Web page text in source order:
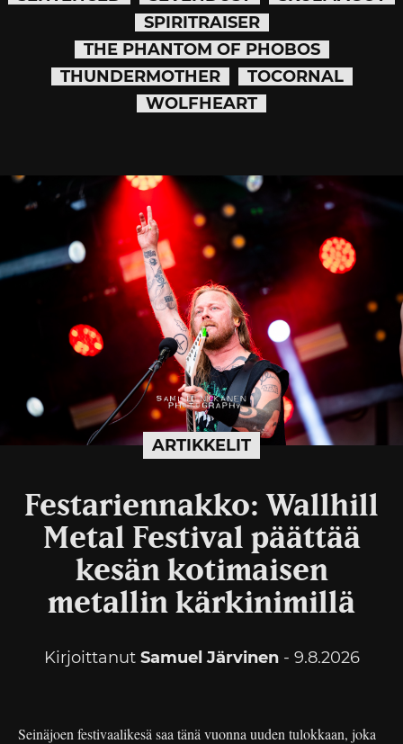
SPIRITRAISER
THE PHANTOM OF PHOBOS
THUNDERMOTHER
TOCORNAL
WOLFHEART
ARTIKKELIT
Festariennakko: Wallhill
Metal Festival päättää
kesän kotimaisen
metallin kärkinimillä
Kirjoittanut Samuel Järvinen- 9.8.2026
Seinäjoen festivaalikesä saa tänä vuonna uuden tulokkaan, joka